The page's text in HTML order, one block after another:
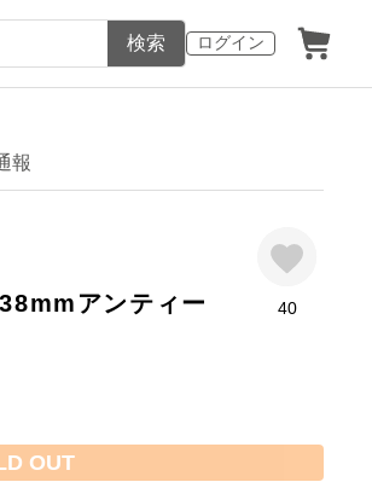
ログイン
検索
報
アンティー
40
OUT